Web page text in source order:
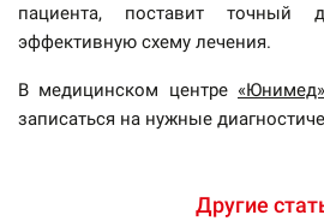
пациента, поставит точный
эффективную схему лечения.
В медицинском центре «Юнимед»
записаться на нужные
Другие